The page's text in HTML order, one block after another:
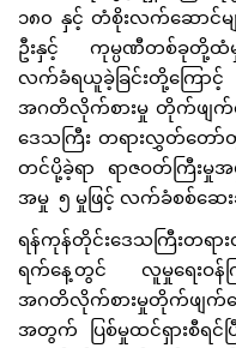
၁၈၀ နှင့် တံစိုးလက်ဆောင်မ
ဦးနှင့် ကုမ္ပဏီတစ်ခုတို့ထံမှ
လက်ခံရယူခဲ့ခြင်းတို့ကြောင့်
အဂတိလိုက်စားမှု တိုက်ဖျက်ရ
ဒေသကြီး တရားလွှတ်တော်
တင်ပို့ခဲ့ရာ ရာဇဝတ်ကြီး
အမှု ၅ မှုဖြင့် လက်ခံစစ်ဆေ
ရန်ကုန်တိုင်းဒေသကြီးတရာ
ရက်နေ့တွင် လူမှုရေးဝန်က
အဂတိလိုက်စားမှုတိုက်ဖျက်
အတွက် ပြစ်မှုထင်ရှားစီရင်ပ